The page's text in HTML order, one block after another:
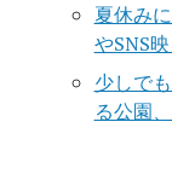
夏休み
やSNS
少しで
る公園